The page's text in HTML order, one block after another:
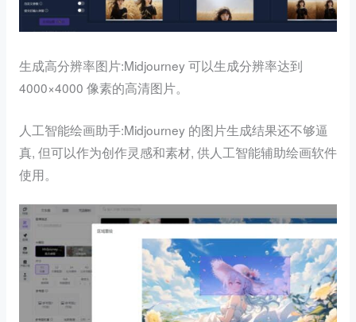
生成高分辨率图片:Midjourney 可以生成分辨率达到
4000×4000 像素的高清图片。
人工智能绘画助手:Midjourney 的图片生成结果还不够逼
真, 但可以作为创作灵感和素材, 供人工智能辅助绘画软件
使用。